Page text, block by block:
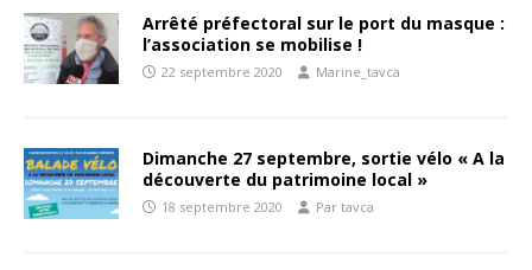
Arrêté préfectoral sur le port du masque :
l’association se mobilise !
22 septembre 2020 Marine_tavca
Dimanche 27 septembre, sortie vélo « A la
découverte du patrimoine local »
18 septembre 2020 Par tavca